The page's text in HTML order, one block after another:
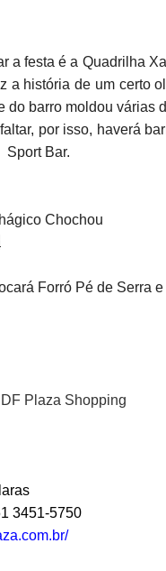
a festa é a Quadrilha
a história de um certo
do barro moldou
por isso, haverá
Sport Bar.
Chochou
Forró Pé de Serra
Plaza Shopping
3451-5750
com.br/